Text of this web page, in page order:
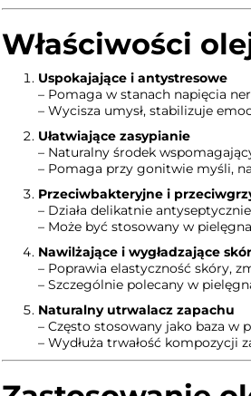
Właściwości
Uspokajające i antystresowe
– Pomaga w stanach napięcia
– Wycisza umysł, stabilizuje
Ułatwiające zasypianie
– Naturalny środek
– Pomaga przy gonitwie myśli,
Przeciwbakteryjne i
– Działa delikatnie antyseptycznie
– Może być stosowany w
Nawilżające i wygładzające
– Poprawia elastyczność skóry,
– Szczególnie polecany w
Naturalny utrwalacz zapachu
– Często stosowany jako baza w
– Wydłuża trwałość kompozycji